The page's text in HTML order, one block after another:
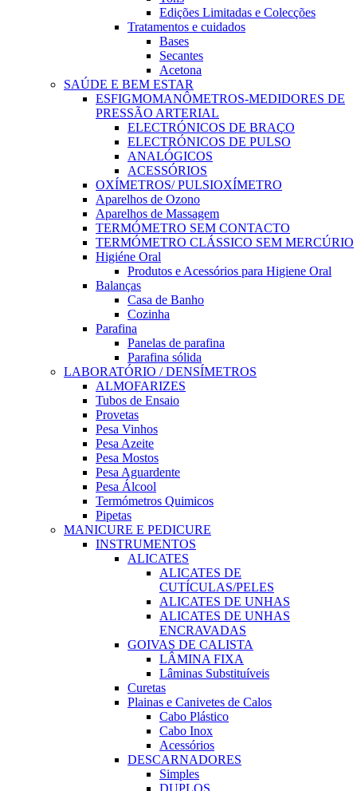
Edições Limitadas e Colecções
Tratamentos e cuidados
Bases
Secantes
Acetona
SAÚDE E BEM ESTAR
ESFIGMOMANÔMETROS-MEDIDORES DE
PRESSÃO ARTERIAL
ELECTRÓNICOS DE BRAÇO
ELECTRÓNICOS DE PULSO
ANALÓGICOS
ACESSÓRIOS
OXÍMETROS/ PULSIOXÍMETRO
Aparelhos de Ozono
Aparelhos de Massagem
TERMÓMETRO SEM CONTACTO
TERMÓMETRO CLÁSSICO SEM MERCÚRIO
Higiéne Oral
Produtos e Acessórios para Higiene Oral
Balanças
Casa de Banho
Cozinha
Parafina
Panelas de parafina
Parafina sólida
LABORATÓRIO / DENSÍMETROS
ALMOFARIZES
Tubos de Ensaio
Provetas
Pesa Vinhos
Pesa Azeite
Pesa Mostos
Pesa Aguardente
Pesa Álcool
Termómetros Quimicos
Pipetas
MANICURE E PEDICURE
INSTRUMENTOS
ALICATES
ALICATES DE
CUTÍCULAS/PELES
ALICATES DE UNHAS
ALICATES DE UNHAS
ENCRAVADAS
GOIVAS DE CALISTA
LÂMINA FIXA
Lâminas Substituíveis
Curetas
Plainas e Canivetes de Calos
Cabo Plástico
Cabo Inox
Acessórios
DESCARNADORES
Simples
DUPLOS